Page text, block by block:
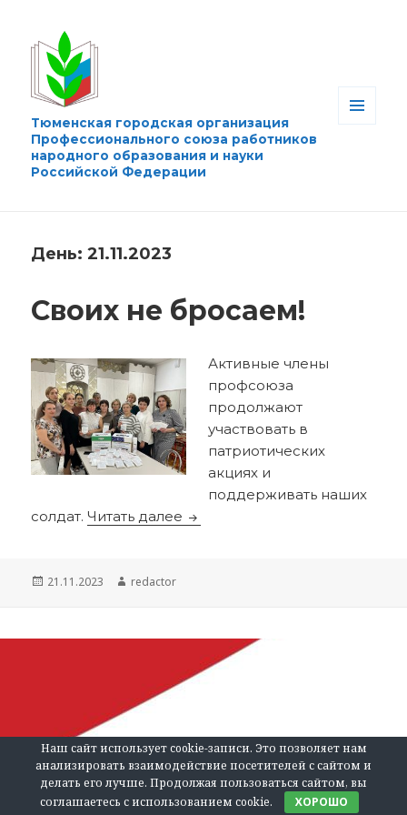
Тюменская городская организация
Профессионального союза работников
народного образования и науки
Российской Федерации
День:21.11.2023
Своих не бросаем!
Активные члены
профсоюза
продолжают
участвовать в
патриотических
акциях и
поддерживать наших
солдат.Читать далее Своих не бросаем!
Опубликовано
21.11.2023 Автор
redactor
Наш сайт использует cookie-записи. Это позволяет нам
анализировать взаимодействие посетителей с сайтом и
делать его лучше. Продолжая пользоваться сайтом, вы
соглашаетесь с использованием cookie.
ХОРОШО